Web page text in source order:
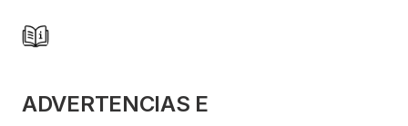
ADVERTENCIAS E